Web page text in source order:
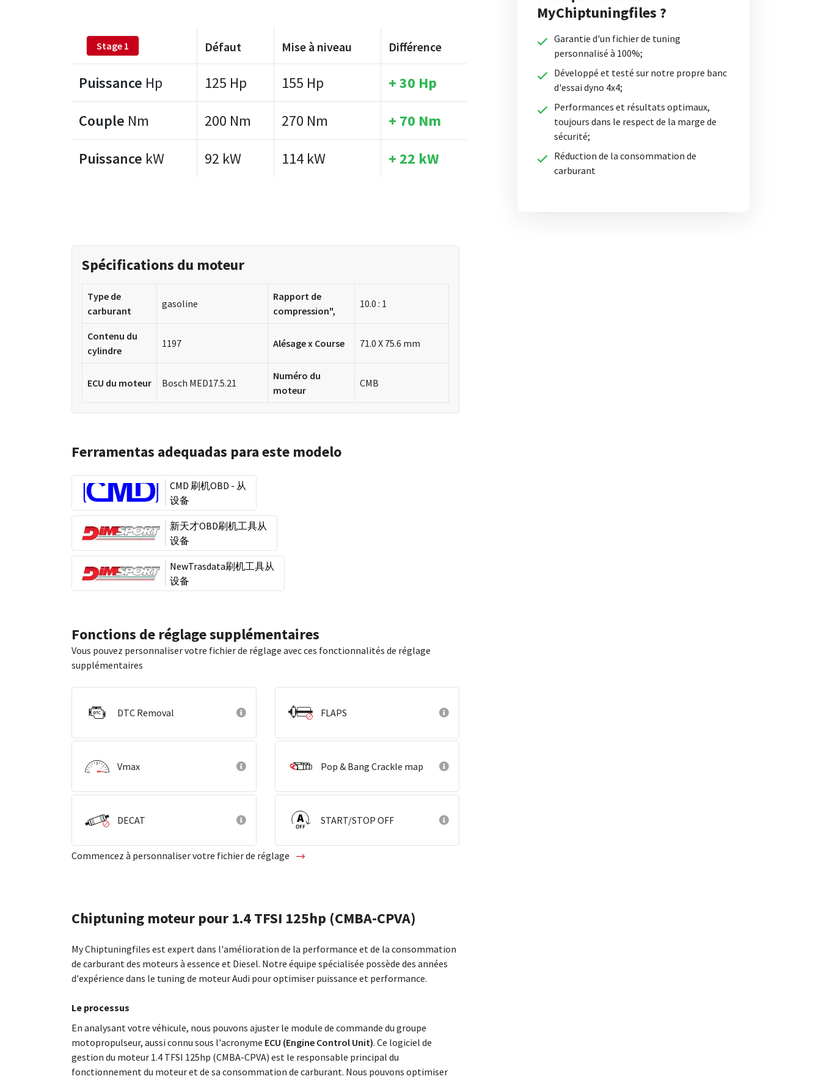
MyChiptuningfiles ?
Garantie d'un fichier de tuning
personnalisé à 100%;
Développé et testé sur notre propre banc
d'essai dyno 4x4;
Performances et résultats optimaux,
toujours dans le respect de la marge de
sécurité;
Réduction de la consommation de
carburant
Stage 1 Défaut Mise à niveau Différence
Puissance Hp 125 Hp 155 Hp
+ 30 Hp
Couple Nm 200 Nm 270 Nm
+ 70 Nm
Puissance kW 92 kW 114 kW + 22 kW
Spécifications du moteur
Type de
carburant
gasoline
Rapport de
compression",
10.0 : 1
Contenu du
cylindre
1197 Alésage x Course 71.0 X 75.6 mm
ECU du moteur Bosch MED17.5.21
Numéro du
moteur
CMB
Ferramentas adequadas para este modelo
CMD 刷机OBD - 从
设备
新天才OBD刷机工具从
设备
NewTrasdata刷机工具从
设备
Fonctions de réglage supplémentaires
Vous pouvez personnaliser votre fichier de réglage avec ces fonctionnalités de réglage
supplémentaires
DTC Removal FLAPS
Vmax Pop & Bang Crackle map
DECAT START/STOP OFF
Commencez à personnaliser votre fichier de réglage
Chiptuning moteur pour 1.4 TFSI 125hp (CMBA-CPVA)
My Chiptuningfiles est expert dans l'amélioration de la performance et de la consommation
de carburant des moteurs à essence et Diesel. Notre équipe spécialisée possède des années
d'expérience dans le tuning de moteur Audi pour optimiser puissance et performance.
Le processus
En analysant votre véhicule, nous pouvons ajuster le module de commande du groupe
motopropulseur, aussi connu sous l'acronyme ECU (Engine Control Unit). Ce logiciel de
gestion du moteur 1.4 TFSI 125hp (CMBA-CPVA) est le responsable principal du
fonctionnement du moteur et de sa consommation de carburant. Nous pouvons optimiser